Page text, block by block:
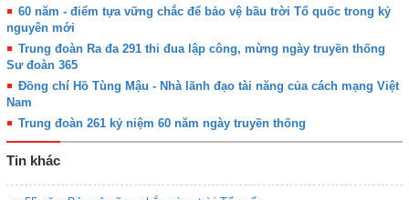
60 năm - điểm tựa vững chắc để bảo vệ bầu trời Tổ quốc trong kỷ
nguyên mới
Trung đoàn Ra đa 291 thi đua lập công, mừng ngày truyền thống
Sư đoàn 365
Đồng chí Hồ Tùng Mậu - Nhà lãnh đạo tài năng của cách mạng Việt
Nam
Trung đoàn 261 kỷ niệm 60 năm ngày truyền thống
Tin khác